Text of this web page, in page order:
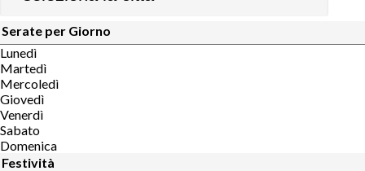
Serate per Giorno
Lunedì
Martedì
Mercoledì
Giovedì
Venerdì
Sabato
Domenica
Festività